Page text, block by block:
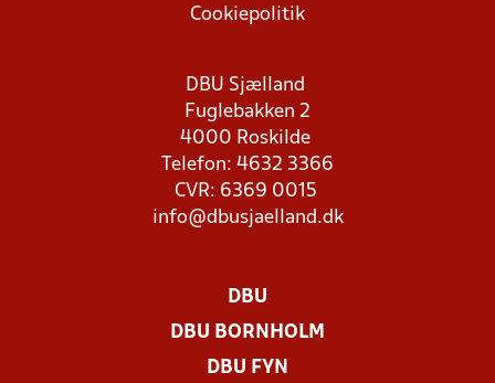
Cookiepolitik
DBU Sjælland
Fuglebakken 2
4000 Roskilde
Telefon: 4632 3366
CVR: 6369 0015
info@dbusjaelland.dk
DBU
DBU BORNHOLM
DBU FYN